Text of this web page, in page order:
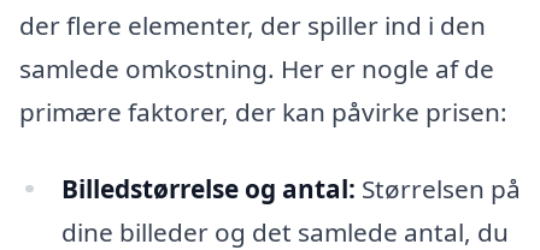
der flere elementer, der spiller ind i den
samlede omkostning. Her er nogle af de
primære faktorer, der kan påvirke prisen:
Billedstørrelse og antal: Størrelsen på
dine billeder og det samlede antal, du